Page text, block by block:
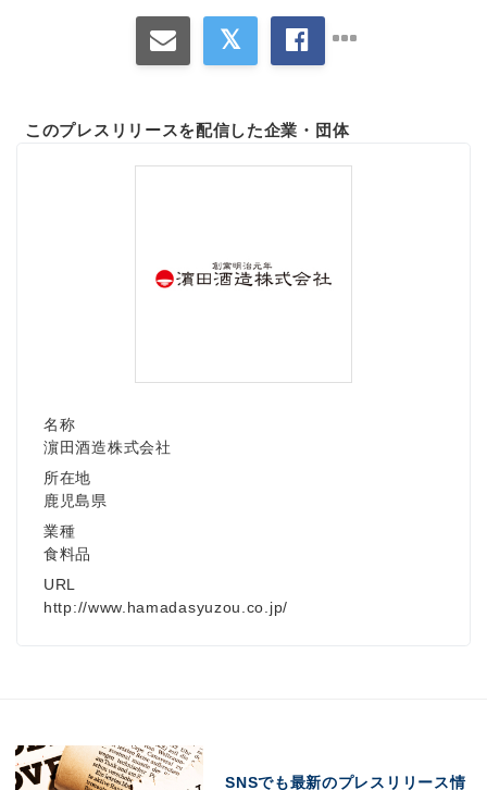
このプレスリリースを配信した企業・団体
名称
濵田酒造株式会社
所在地
鹿児島県
業種
食料品
URL
http://www.hamadasyuzou.co.jp/
SNSでも最新のプレスリリース情